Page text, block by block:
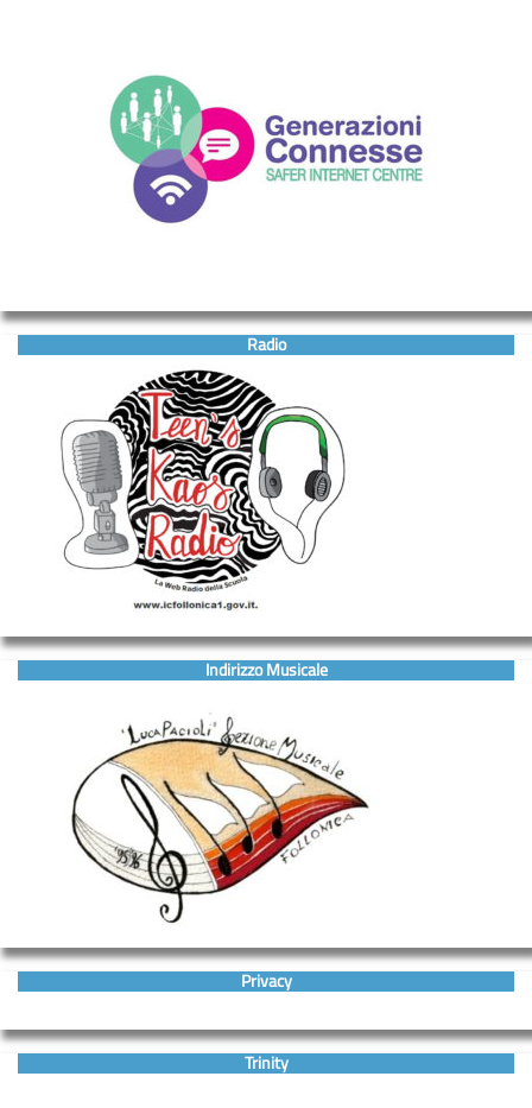
Radio
Indirizzo Musicale
Privacy
Trinity